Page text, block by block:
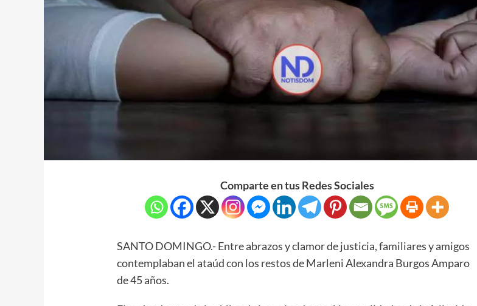
Comparte en tus Redes Sociales
SANTO DOMINGO.- Entre abrazos y clamor de justicia, familiares y amigos
contemplaban el ataúd con los restos de Marleni Alexandra Burgos Amparo
de 45 años.